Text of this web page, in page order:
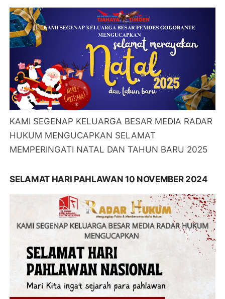
KAMI SEGENAP KELUARGA BESAR MEDIA RADAR
HUKUM MENGUCAPKAN SELAMAT
MEMPERINGATI NATAL DAN TAHUN BARU 2025
SELAMAT HARI PAHLAWAN 10 NOVEMBER 2024